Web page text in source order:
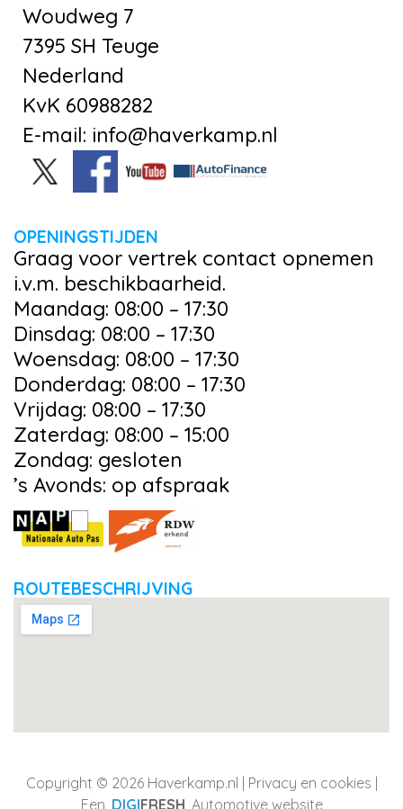
Woudweg 7
7395 SH Teuge
Nederland
KvK 60988282
E-mail: info@haverkamp.nl
OPENINGSTIJDEN
Graag voor vertrek contact opnemen
i.v.m. beschikbaarheid.
Maandag: 08:00 – 17:30
Dinsdag: 08:00 – 17:30
Woensdag: 08:00 – 17:30
Donderdag: 08:00 – 17:30
Vrijdag: 08:00 – 17:30
Zaterdag: 08:00 – 15:00
Zondag: gesloten
’s Avonds: op afspraak
ROUTEBESCHRIJVING
Copyright © 2026 Haverkamp.nl | Privacy en cookies
Een DIGIFRESH Automotive website